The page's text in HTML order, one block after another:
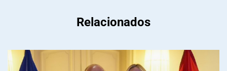
Relacionados